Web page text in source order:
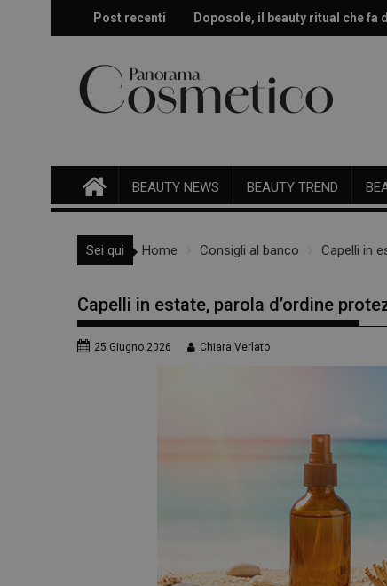
Post recenti Doposole, il beauty ritual che fa
Effetto glow immediato e
BEAUTY NEWS BEAUTY TREND
Sei qui Home Consigli al banco Capelli in
Capelli in estate, parola d’ordine
25 Giugno 2026 Chiara Verlato